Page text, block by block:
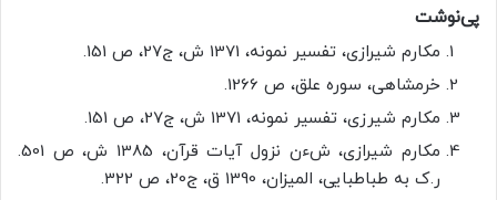
پی‌نوشت
مکارم شیرازی، تفسیر نمونه، 1371 ش، ج27، ص 151.
خرمشاهی، سوره علق، ص 1266.
مکارم شیرزی، تفسیر نمونه، 1371 ش، ج27، ص 151.
مکارم شیرازی، شءن نزول آیات قرآن، 1385 ش، ص 501.
ر.ک به طباطبایی، المیزان، 1390 ق، ج20، ص 322.